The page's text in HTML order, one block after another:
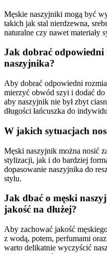
Męskie naszyjniki mogą być
takich jak stal nierdzewna,
naturalne czy nawet materiały
Jak dobrać odpowiedni
naszyjnika?
Aby dobrać odpowiedni
mierzyć obwód szyi i dodać
aby naszyjnik nie był zbyt
długości łańcuszka do
W jakich sytuacjach
Męski naszyjnik można nosić
stylizacji, jak i do bardziej
dopasowanie naszyjnika do
stylu.
Jak dbać o męski
jakość na dłużej?
Aby zachować jakość
z wodą, potem, perfumami
warto delikatnie wyczyścić